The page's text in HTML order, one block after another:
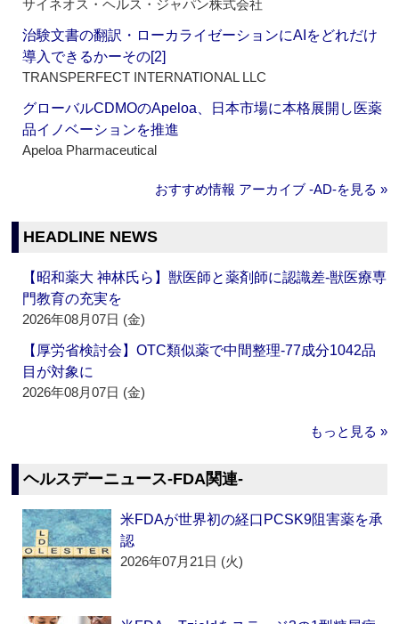
サイネオス・ヘルス・ジャパン株式会社
治験文書の翻訳・ローカライゼーションにAIをどれだけ
導入できるかーその[2]
TRANSPERFECT INTERNATIONAL LLC
グローバルCDMOのApeloa、日本市場に本格展開し医薬
品イノベーションを推進
Apeloa Pharmaceutical
おすすめ情報 アーカイブ ‐AD‐を見る »
HEADLINE NEWS
【昭和薬大 神林氏ら】獣医師と薬剤師に認識差‐獣医療専
門教育の充実を
2026年08月07日 (金)
【厚労省検討会】OTC類似薬で中間整理‐77成分1042品
目が対象に
2026年08月07日 (金)
もっと見る »
ヘルスデーニュース‐FDA関連‐
米FDAが世界初の経口PCSK9阻害薬を承
認
2026年07月21日 (火)